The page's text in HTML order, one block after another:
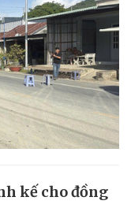
kế cho đồng